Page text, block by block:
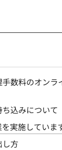
数料のオンラ
込みについて
実施していま
し方